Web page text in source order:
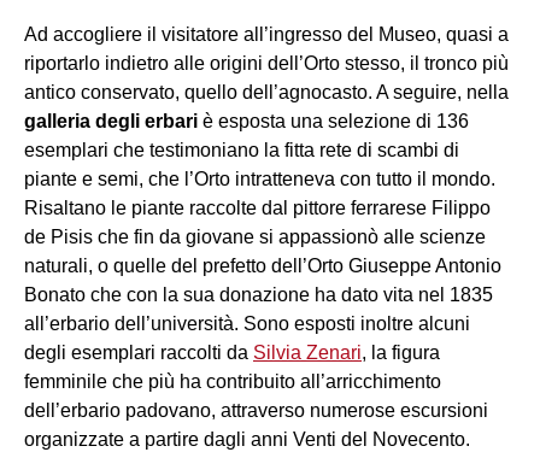
Ad accogliere il visitatore all’ingresso del Museo, quasi a
riportarlo indietro alle origini dell’Orto stesso, il tronco più
antico conservato, quello dell’agnocasto. A seguire, nella
galleria degli erbari è esposta una selezione di 136
esemplari che testimoniano la fitta rete di scambi di
piante e semi, che l’Orto intratteneva con tutto il mondo.
Risaltano le piante raccolte dal pittore ferrarese Filippo
de Pisis che fin da giovane si appassionò alle scienze
naturali, o quelle del prefetto dell’Orto Giuseppe Antonio
Bonato che con la sua donazione ha dato vita nel 1835
all’erbario dell’università. Sono esposti inoltre alcuni
degli esemplari raccolti da Silvia Zenari, la figura
femminile che più ha contribuito all’arricchimento
dell’erbario padovano, attraverso numerose escursioni
organizzate a partire dagli anni Venti del Novecento.